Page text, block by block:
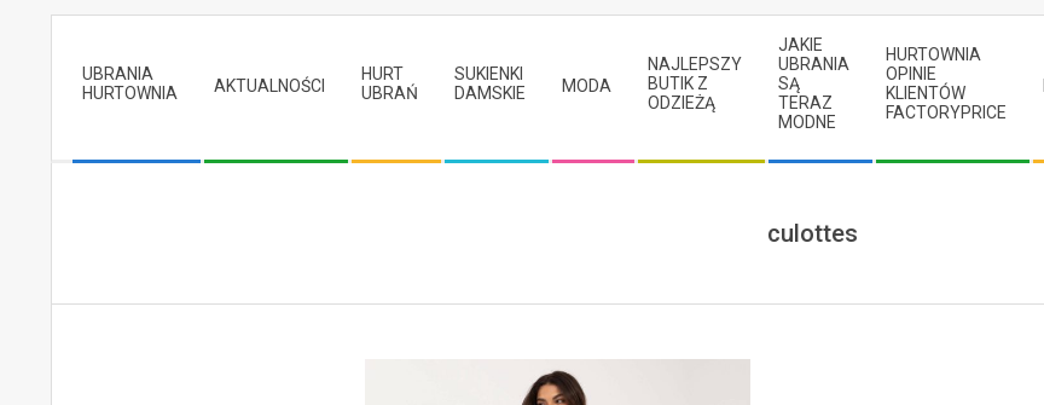
Menu
UBRANIA
HURTOWNIA
AKTUALNOŚCI
HURT
UBRAŃ
SUKIENKI
DAMSKIE
MODA
NAJLEPSZY
BUTIK Z
ODZIEŻĄ
JAKIE
UBRANIA
SĄ
TERAZ
MODNE
HURTOWNIA
OPINIE
KLIENTÓW
FACTORYPRICE
culottes